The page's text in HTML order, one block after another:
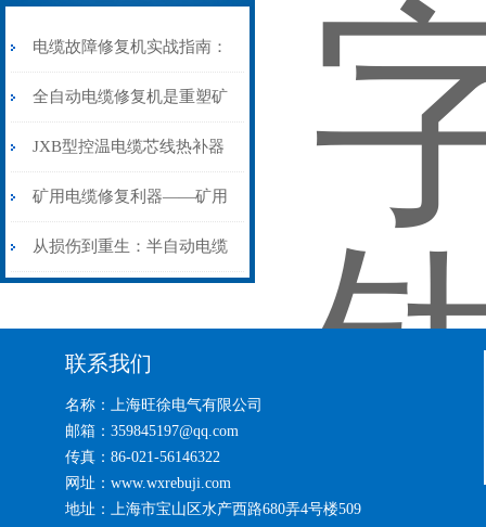
电缆故障修复机实战指南：
从“盲测”到“精确定点”的三
步作业法
全自动电缆修复机是重塑矿
山电力动脉的“智能外科医
生”
JXB型控温电缆芯线热补器
安装与接线：精准修复的工
艺基石
矿用电缆修复利器——矿用
电缆热补机智能控温，安全
从损伤到重生：半自动电缆
联系我们
名称：上海旺徐电气有限公司
邮箱：359845197@qq.com
传真：86-021-56146322
网址：www.wxrebuji.com
地址：上海市宝山区水产西路680弄4号楼509